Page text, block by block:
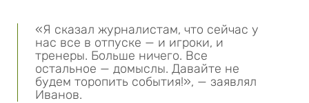
«Я сказал журналистам, что сейчас у
нас все в отпуске — и игроки, и
тренеры. Больше ничего. Все
остальное — домыслы. Давайте не
будем торопить события!», — заявлял
Иванов.